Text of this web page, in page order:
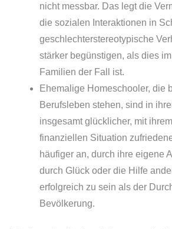
nicht messbar. Das legt die
die sozialen Interaktionen in
geschlechterstereotypische
stärker begünstigen, als dies
Familien der Fall ist.
Ehemalige Homeschooler, die
Berufsleben stehen, sind in
insgesamt glücklicher, mit
finanziellen Situation
häufiger an, durch ihre eigene
durch Glück oder die Hilfe
erfolgreich zu sein als der
Bevölkerung.